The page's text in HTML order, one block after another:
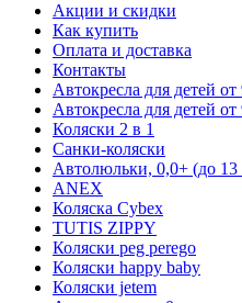
Акции и скидки
Как купить
Оплата и доставка
Контакты
Автокресла для детей от
Автокресла для детей от
Коляски 2 в 1
Санки-коляски
Автолюльки, 0,0+ (до 13
ANEX
Коляска Cybex
TUTIS ZIPPY
Коляски peg perego
Коляски happy baby
Коляски jetem